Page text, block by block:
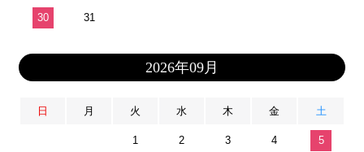
30 31
2026年09月
日 月 火 水 木 金 土
1 2 3 4 5